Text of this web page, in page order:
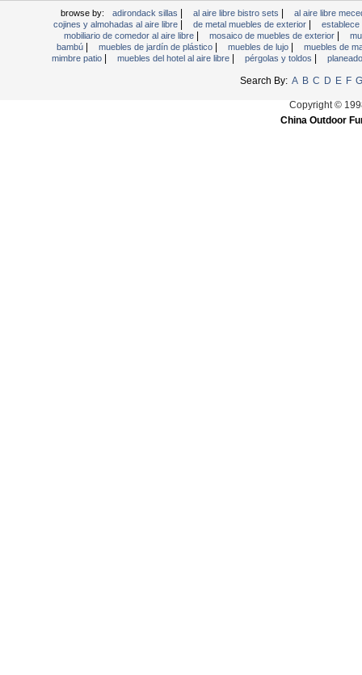
browse by: adirondack sillas al aire libre bistro sets
al aire libre
cojines y almohadas al aire libre
de metal muebles de exterior
mobiliario de comedor al aire libre
mosaico de muebles de exterior
bambú
muebles de jardín de plástico muebles de lujo
muebles de
mimbre patio
muebles del hotel al aire libre pérgolas y toldos
Search By: A B C D E F G
Copyright ©
China Outdoor